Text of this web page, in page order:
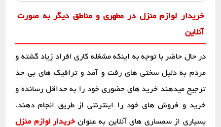
خریدار لوازم منزل در مطهری و مناطق دیگر به صورت
آنلاین
در حال حاضر با توجه به اینکه مشغله کاری افراد زیاد گشته و
مردم به دلیل سختی های رفت و آمد و ترافیک های بی حد
ترجیح میدهند خرید های حضوری خود را به حداقل رسانده و
خرید و فروش های خود را اینترنتی از طریق انجام دهند.
بسیاری از سمساری های آنلاین به عنوان خریدار لوازم منزل